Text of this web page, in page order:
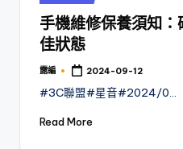
in
手機維修保養須知
佳狀態
Posted
露編 2024-09-12
#3C聯盟#星音#2024/0…
Read More